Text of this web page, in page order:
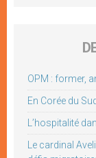
OPM : former,
En Corée du
L’hospitalité
Le cardinal